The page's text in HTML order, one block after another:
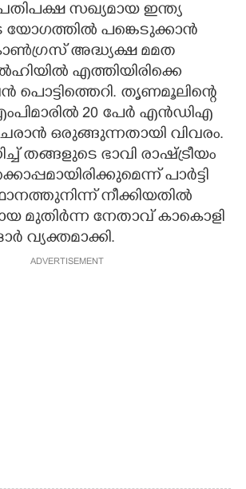
സഖ്യമായ ഇന്ത്യ
പങ്കെടുക്കാൻ
അദ്ധ്യക്ഷ മമത
എത്തിയിരിക്കെ
പൊട്ടിത്തെറി. തൃണമൂലിന്റെ
20 പേർ എൻഡിഎ
ഒരുങ്ങുന്നതായി വിവരം.
തങ്ങളുടെ ഭാവി രാഷ്ട്രീയം
പാർട്ടി
നീക്കിയതിൽ
മുതിർന്ന നേതാവ് കാകൊളി
വ്യക്തമാക്കി.
ADVERTISEMENT